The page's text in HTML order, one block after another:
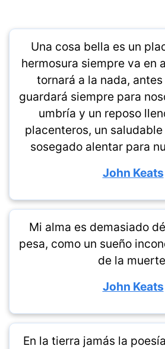
Una cosa bella es un
hermosura siempre va en
tornará a la nada,
guardará siempre para
umbría y un reposo
placenteros, un
sosegado alentar para
John Keats
Mi alma es demasiado
pesa, como un sueño
de la
John Keats
En la tierra jamás la